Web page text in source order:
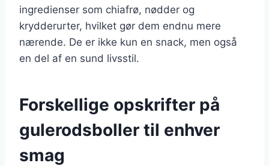
ingredienser som chiafrø, nødder og
krydderurter, hvilket gør dem endnu mere
nærende. De er ikke kun en snack, men også
en del af en sund livsstil.
Forskellige opskrifter på
gulerodsboller til enhver
smag